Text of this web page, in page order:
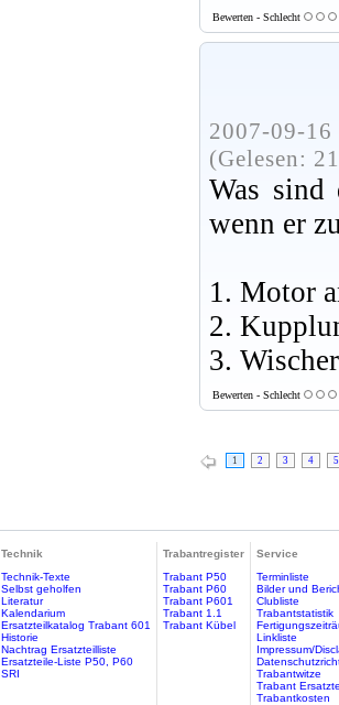
Bewerten - Schlecht
2007-09-
(Gelesen:
Was sind
wenn er
1. Motor
2.
3.
Bewerten - Schlecht
1 2 3 4 5
Technik
Technik-Texte
Selbst geholfen
Literatur
Kalendarium
Ersatzteilkatalog Trabant 601
Historie
Nachtrag Ersatzteilliste
Ersatzteile-Liste P50, P60
SRI
Trabantregister
Trabant P50
Trabant P60
Trabant P601
Trabant 1.1
Trabant Kübel
Service
Terminliste
Bilder und
Clubliste
Trabantstatistik
Linkliste
Impressum/
Trabantwitze
Trabant
Trabantkosten